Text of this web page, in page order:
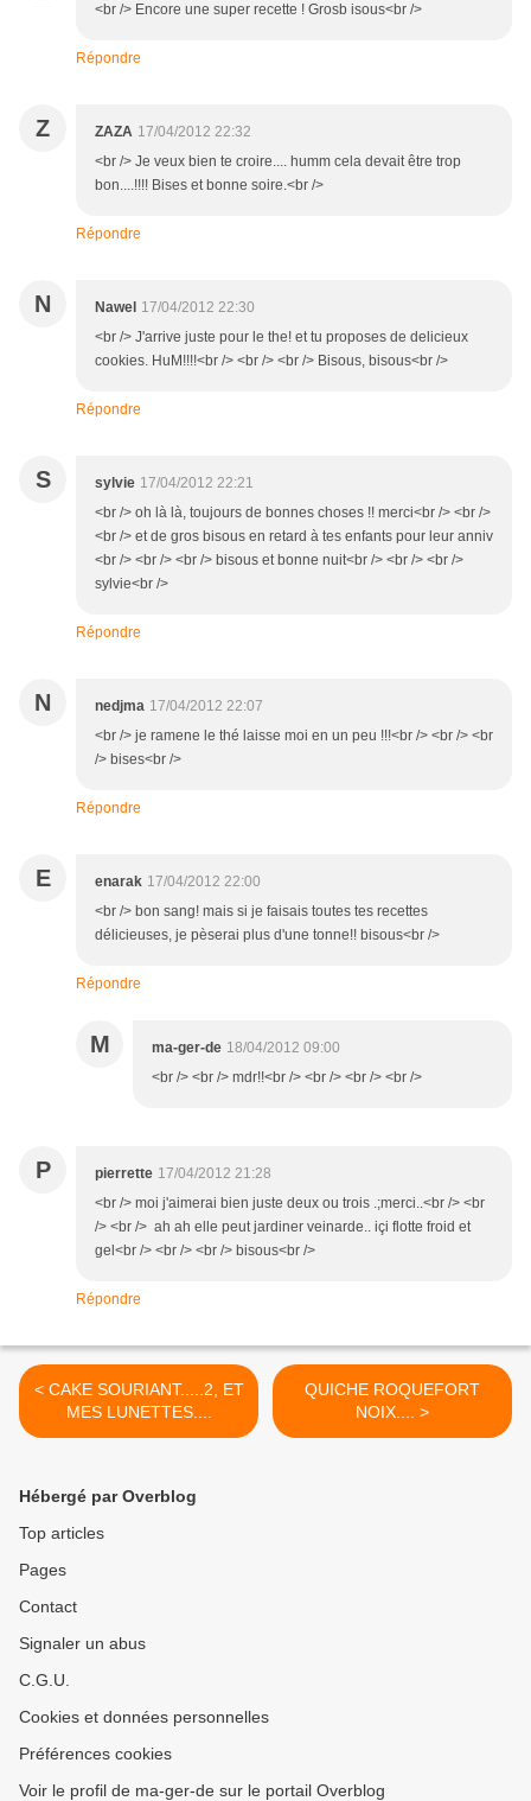
<br /> Encore une super recette ! Grosb isous<br />
Répondre
Z ZAZA 17/04/2012 22:32
<br /> Je veux bien te croire.... humm cela devait être trop
bon....!!!! Bises et bonne soire.<br />
Répondre
N Nawel 17/04/2012 22:30
<br /> J'arrive juste pour le the! et tu proposes de delicieux
cookies. HuM!!!!<br /> <br /> <br /> Bisous, bisous<br />
Répondre
S sylvie 17/04/2012 22:21
<br /> oh là là, toujours de bonnes choses !! merci<br /> <br />
<br /> et de gros bisous en retard à tes enfants pour leur anniv
<br /> <br /> <br /> bisous et bonne nuit<br /> <br /> <br />
sylvie<br />
Répondre
N nedjma 17/04/2012 22:07
<br /> je ramene le thé laisse moi en un peu !!!<br /> <br /> <br
/> bises<br />
Répondre
E enarak 17/04/2012 22:00
<br /> bon sang! mais si je faisais toutes tes recettes
délicieuses, je pèserai plus d'une tonne!! bisous<br />
Répondre
M ma-ger-de 18/04/2012 09:00
<br /> <br /> mdr!!<br /> <br /> <br /> <br />
P pierrette 17/04/2012 21:28
<br /> moi j'aimerai bien juste deux ou trois .;merci..<br /> <br
/> <br /> ah ah elle peut jardiner veinarde.. içi flotte froid et
gel<br /> <br /> <br /> bisous<br />
Répondre
< CAKE SOURIANT.....2, ET
MES LUNETTES....
QUICHE ROQUEFORT
NOIX.... >
Hébergé par Overblog
Top articles
Pages
Contact
Signaler un abus
C.G.U.
Cookies et données personnelles
Préférences cookies
Voir le profil de ma-ger-de sur le portail Overblog